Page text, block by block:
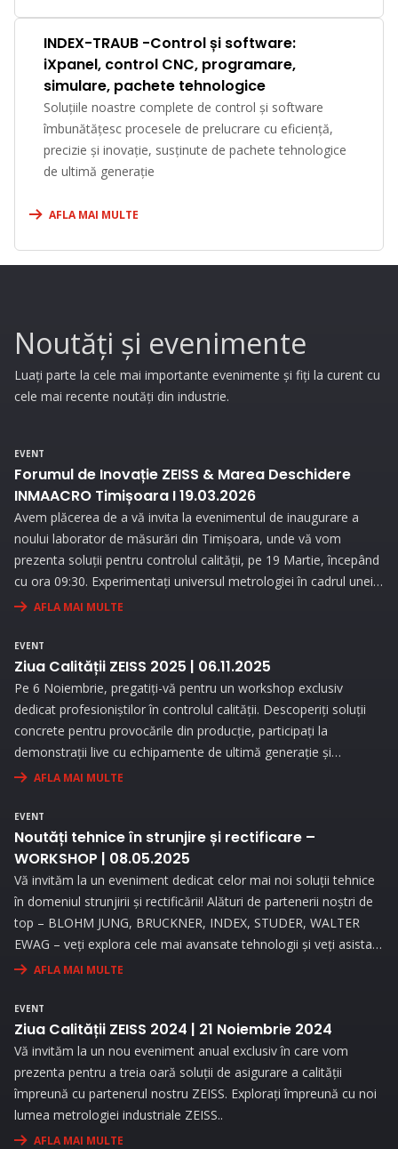
INDEX-TRAUB -Control și software:
iXpanel, control CNC, programare,
simulare, pachete tehnologice
Soluțiile noastre complete de control și software
îmbunătățesc procesele de prelucrare cu eficiență,
precizie și inovație, susținute de pachete tehnologice
de ultimă generație
AFLA MAI MULTE
Noutăți și evenimente
Luați parte la cele mai importante evenimente și fiți la curent cu
cele mai recente noutăți din industrie.
EVENT
Forumul de Inovație ZEISS & Marea Deschidere
INMAACRO Timișoara I 19.03.2026
Avem plăcerea de a vă invita la evenimentul de inaugurare a
noului laborator de măsurări din Timișoara, unde vă vom
prezenta soluții pentru controlul calității, pe 19 Martie, începând
cu ora 09:30. Experimentați universul metrologiei în cadrul unei
expoziții interesante și prin prezentări interactive!
AFLA MAI MULTE
EVENT
Ziua Calității ZEISS 2025 | 06.11.2025
Pe 6 Noiembrie, pregatiți-vă pentru un workshop exclusiv
dedicat profesioniștilor în controlul calității. Descoperiți soluții
concrete pentru provocările din producție, participați la
demonstrații live cu echipamente de ultimă generație și
beneficiați de consultanță personalizată pentru a vă optimiza
AFLA MAI MULTE
EVENT
Noutăți tehnice în strunjire și rectificare –
WORKSHOP | 08.05.2025
Vă invităm la un eveniment dedicat celor mai noi soluții tehnice
în domeniul strunjirii și rectificării! Alături de partenerii noștri de
top – BLOHM JUNG, BRUCKNER, INDEX, STUDER, WALTER
EWAG – veți explora cele mai avansate tehnologii și veți asista
la demonstrații live..
AFLA MAI MULTE
EVENT
Ziua Calității ZEISS 2024 | 21 Noiembrie 2024
Vă invităm la un nou eveniment anual exclusiv în care vom
prezenta pentru a treia oară soluții de asigurare a calității
împreună cu partenerul nostru ZEISS. Explorați împreună cu noi
lumea metrologiei industriale ZEISS..
AFLA MAI MULTE